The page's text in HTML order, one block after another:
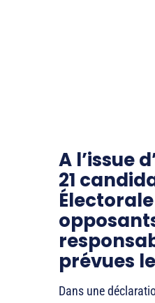
A l’issue
21
prévues
Dans une